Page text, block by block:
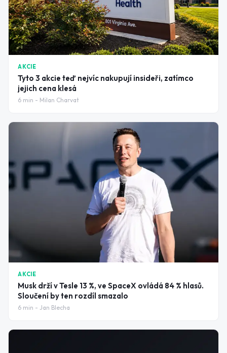
AKCIE
Tyto 3 akcie teď nejvíc nakupují insideři, zatímco
jejich cena klesá
6 min - Milan Charvat
AKCIE
Musk drží v Tesle 13 %, ve SpaceX ovládá 84 % hlasů.
Sloučení by ten rozdíl smazalo
6 min - Jan Blecha